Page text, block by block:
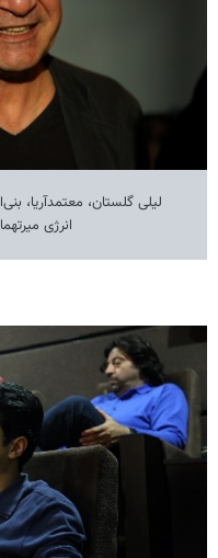
لیلی گلستان، معتمدآریا،
انرژی